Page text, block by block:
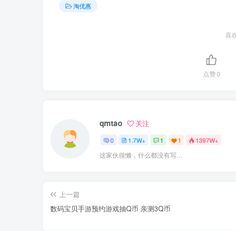
淘优惠
喜
点赞0
qmtao 关注
0 1.7W+ 1 1 1397W+
这家伙很懒，什么都没有写...
上一篇
数码宝贝手游预约游戏抽Q币 亲测3Q币